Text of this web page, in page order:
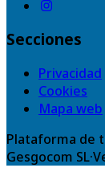
Secciones
Privacidad
Cookies
Mapa web
Plataforma de
Gesgocom SL·